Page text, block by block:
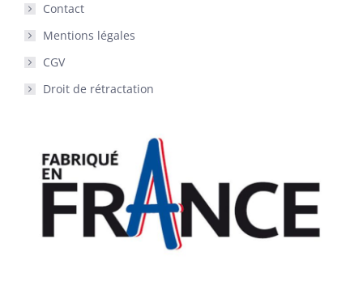
Contact
Mentions légales
CGV
Droit de rétractation